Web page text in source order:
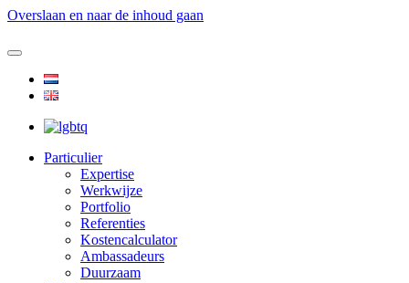
Overslaan en naar de inhoud gaan
Particulier
Expertise
Werkwijze
Portfolio
Referenties
Kostencalculator
Ambassadeurs
Duurzaam